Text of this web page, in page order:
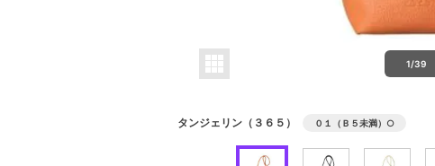
1/39
タンジェリン（３６５） ０１（Ｂ５未満） ○